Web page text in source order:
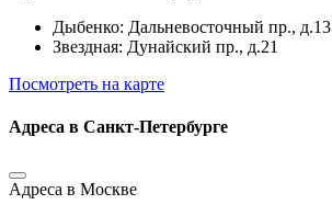
Дыбенко: Дальневосточный пр., д.13
Звездная: Дунайский пр., д.21
Посмотреть на карте
Адреса в Санкт-Петербурге
Адреса в Москве